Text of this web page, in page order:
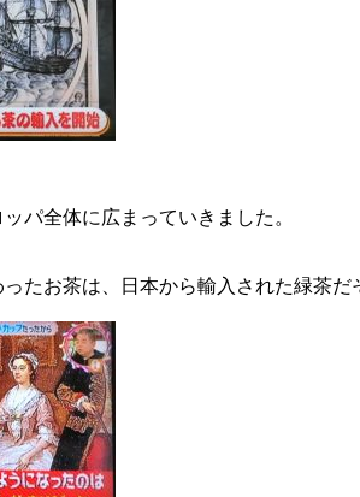
パ全体に広まっていきました。
たお茶は、日本から輸入された緑茶だ